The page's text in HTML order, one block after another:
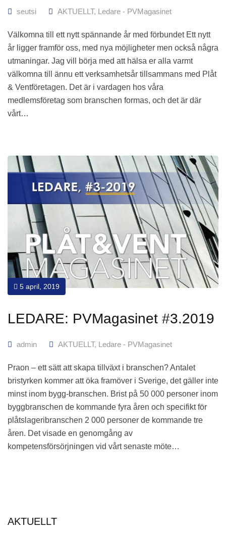
seutsi AKTUELLT, Ledare - PVMagasinet
Välkomna till ett nytt spännande år med förbundet Ett nytt
år ligger framför oss, med nya möjligheter men också några
utmaningar. Jag vill börja med att hälsa er alla varmt
välkomna till ännu ett verksamhetsår tillsammans med Plåt
& Ventföretagen. Det är i vardagen hos våra
medlemsföretag som branschen formas, och det är där
vårt…
5 april, 2019
LEDARE: PVMagasinet #3.2019
admin AKTUELLT, Ledare - PVMagasinet
Praon – ett sätt att skapa tillväxt i branschen? Antalet
bristyrken kommer att öka framöver i Sverige, det gäller inte
minst inom bygg-branschen. Brist på 50 000 personer inom
byggbranschen de kommande fyra åren och specifikt för
plåtslageribranschen 2 000 personer de kommande tre
åren. Det visade en genomgång av
kompetensförsörjningen vid vårt senaste möte…
AKTUELLT